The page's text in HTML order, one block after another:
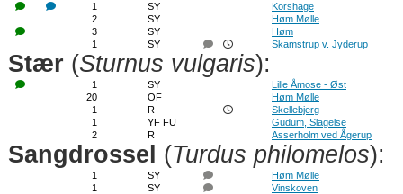
1
SY
Korshage
2
SY
Høm Mølle
3
SY
Høm
1
SY Skamstrup v. Jyderup
Stær (Sturnus vulgaris):
1 SY
Lille Åmose - Øst
20
OF
Høm Mølle
1
R
Skellebjerg
1
YF FU
Gudum, Slagelse
2
R Asserholm ved Ågerup
Sangdrossel (Turdus philomelos):
1 SY
Høm Mølle
1
SY
Vinskoven